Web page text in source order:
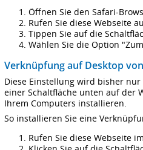
Öffnen Sie den Safari-
Rufen Sie diese Webseite
Tippen Sie auf die
Wählen Sie die Option
Verknüpfung auf Desktop
Diese Einstellung wird bisher
einer Schaltfläche unten auf der
Ihrem Computers installieren.
So installieren Sie eine
Rufen Sie diese Webseite